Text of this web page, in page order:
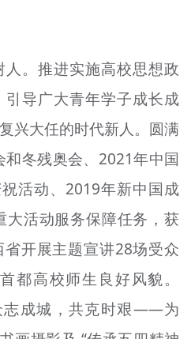
。推进实施高校思想政
导广大青年学子成长成
兴大任的时代新人。圆满
冬残奥会、2021年中国
活动、2019年新中国成
大活动服务保障任务，获
开展主题宣讲28场受众
都高校师生良好风貌。
志成城，共克时艰——为